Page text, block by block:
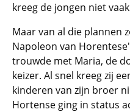
kreeg de jongen niet
Maar van al die plannen
Napoleon van
trouwde met Maria, de
keizer. Al snel kreeg zij
kinderen van zijn broer
Hortense ging in status